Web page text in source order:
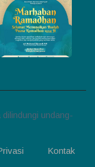
undang-
Kontak